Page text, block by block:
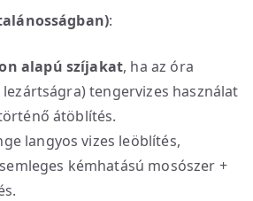
:
alapú szíjakat, ha az óra
lezártságra) tengervizes használat
átöblítés.
langyos vizes leöblítés,
kémhatású mosószer +